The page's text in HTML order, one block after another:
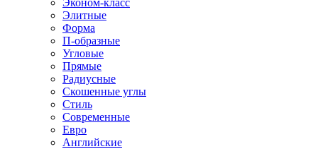
Эконом-класс
Элитные
Форма
П-образные
Угловые
Прямые
Радиусные
Скошенные углы
Стиль
Современные
Евро
Английские